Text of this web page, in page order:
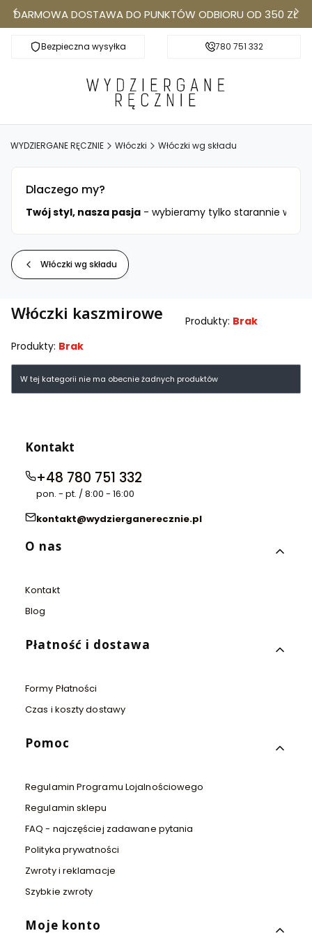
DARMOWA DOSTAWA DO PUNKTÓW ODBIORU OD 350 ZŁ
Bezpieczna wysyłkaDarmowa dostawa do Punktów Odbioru od
780 751 332
WYDZIERGANE RĘCZNIE Włóczki Włóczki wg składu
Dlaczego my?
Twój styl, nasza pasja - wybieramy tylko starannie
Włóczki wg składu
Włóczki kaszmirowe Produkty: Brak
Produkty: Brak
Lista produktów
W tej kategorii nie ma obecnie żadnych produktów
Kontakt
+48 780 751 332
pon. - pt. / 8:00 - 16:00
kontakt@wydzierganerecznie.pl
Linki w stopce
O nas
Kontakt
Blog
Płatność i dostawa
Formy Płatności
Czas i koszty dostawy
Pomoc
Regulamin Programu Lojalnościowego
Regulamin sklepu
FAQ - najczęściej zadawane pytania
Polityka prywatności
Zwroty i reklamacje
Szybkie zwroty
Moje konto